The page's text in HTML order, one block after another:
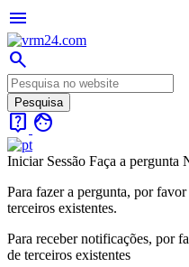
menu
search
live_help face
Iniciar Sessão Faça a pergunta
Para fazer a pergunta, por
terceiros existentes.
Para receber notificações, por
de terceiros existentes